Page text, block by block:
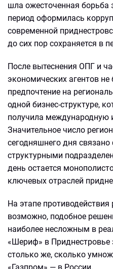
шла ожесточенная борьба
период оформилась
современной
до сих пор сохраняется в
После вытеснения ОПГ и
экономических агентов
предпочтение на
одной бизнес-структуре,
получила международную
Значительное число
сегодняшнего дня связано
структурными
день остается
ключевых отраслей
На этапе противодействия
возможно, подобное
наиболее несложным в
«Шериф» в Приднестровье
столько же, сколько